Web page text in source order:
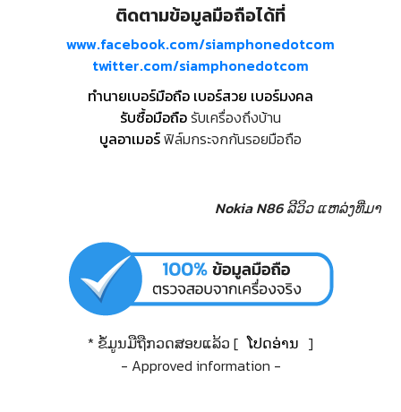
ติดตามข้อมูลมือถือได้ที่
www.facebook.com/siamphonedotcom
twitter.com/siamphonedotcom
ทำนายเบอร์มือถือ เบอร์สวย เบอร์มงคล
รับซื้อมือถือรับเครื่องถึงบ้าน
บูลอาเมอร์ฟิล์มกระจกกันรอยมือถือ
Nokia N86 ລີວິວ ແຫລ່ງທີ່ມາ
* ຂໍ້ມູນມືຖືກວດສອບແລ້ວ [ ໂປດອ່ານ ]
- Approved information -